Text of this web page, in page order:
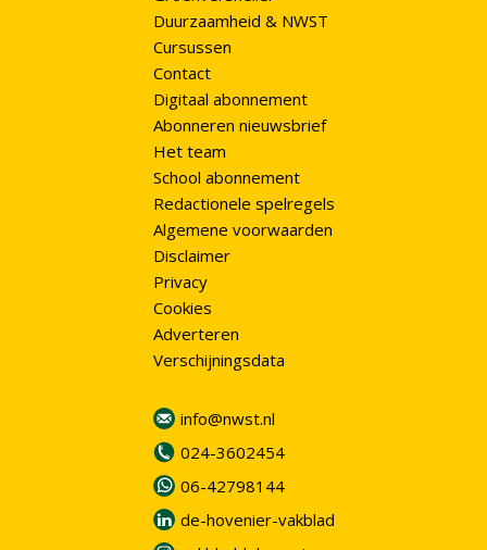
Duurzaamheid & NWST
Cursussen
Contact
Digitaal abonnement
Abonneren nieuwsbrief
Het team
School abonnement
Redactionele spelregels
Algemene voorwaarden
Disclaimer
Privacy
Cookies
Adverteren
Verschijningsdata
info@nwst.nl
024-3602454
06-42798144
de-hovenier-vakblad